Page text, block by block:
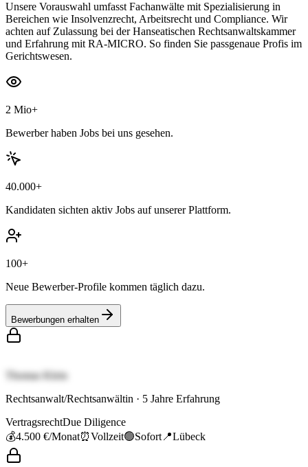
Unsere Vorauswahl umfasst Fachanwälte mit Spezialisierung in
Bereichen wie Insolvenzrecht, Arbeitsrecht und Compliance. Wir
achten auf Zulassung bei der Hanseatischen Rechtsanwaltskammer
und Erfahrung mit RA-MICRO. So finden Sie passgenaue Profis im
Gerichtswesen.
2 Mio+
Bewerber haben Jobs bei uns gesehen.
40.000+
Kandidaten sichten aktiv Jobs auf unserer Plattform.
100+
Neue Bewerber-Profile kommen täglich dazu.
Bewerbungen erhalten
Thomas Klein
Rechtsanwalt/Rechtsanwältin · 5 Jahre Erfahrung
VertragsrechtDue Diligence
💰4.500 €/Monat⏰Vollzeit🟢Sofort 📍Lübeck